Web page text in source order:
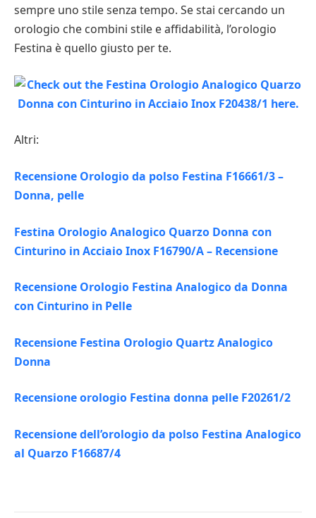
sempre uno stile senza tempo. Se stai cercando un
orologio che combini stile e affidabilità, l’orologio
Festina è quello giusto per te.
Altri:
Recensione Orologio da polso Festina F16661/3 –
Donna, pelle
Festina Orologio Analogico Quarzo Donna con
Cinturino in Acciaio Inox F16790/A – Recensione
Recensione Orologio Festina Analogico da Donna
con Cinturino in Pelle
Recensione Festina Orologio Quartz Analogico
Donna
Recensione orologio Festina donna pelle F20261/2
Recensione dell’orologio da polso Festina Analogico
al Quarzo F16687/4